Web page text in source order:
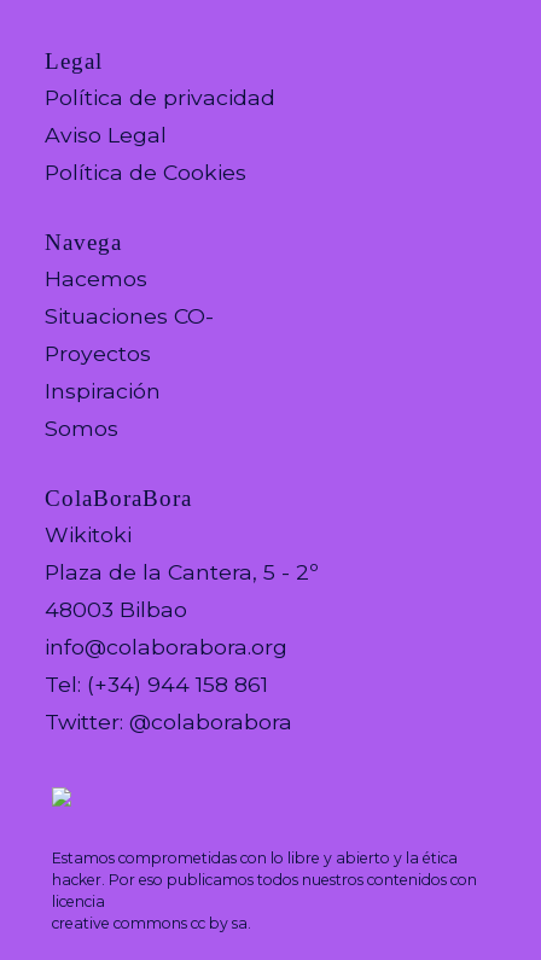
Legal
Política de privacidad
Aviso Legal
Política de Cookies
Navega
Hacemos
Situaciones CO-
Proyectos
Inspiración
Somos
ColaBoraBora
Wikitoki
Plaza de la Cantera, 5 - 2º
48003 Bilbao
info@colaborabora.org
Tel: (+34) 944 158 861
Twitter: @colaborabora
Estamos comprometidas con lo libre y abierto y la ética
hacker. Por eso publicamos todos nuestros contenidos con
licencia
creative commons cc by sa.